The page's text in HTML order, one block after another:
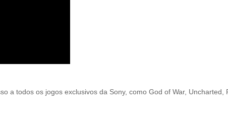
a todos os jogos exclusivos da Sony, como God of War, Uncharted,